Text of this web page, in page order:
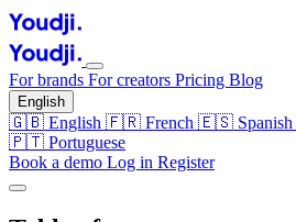
For brands For creators Pricing Blog
English
🇬🇧 English 🇫🇷 French 🇪🇸 Spanish
🇵🇹 Portuguese
Book a demo Log in Register